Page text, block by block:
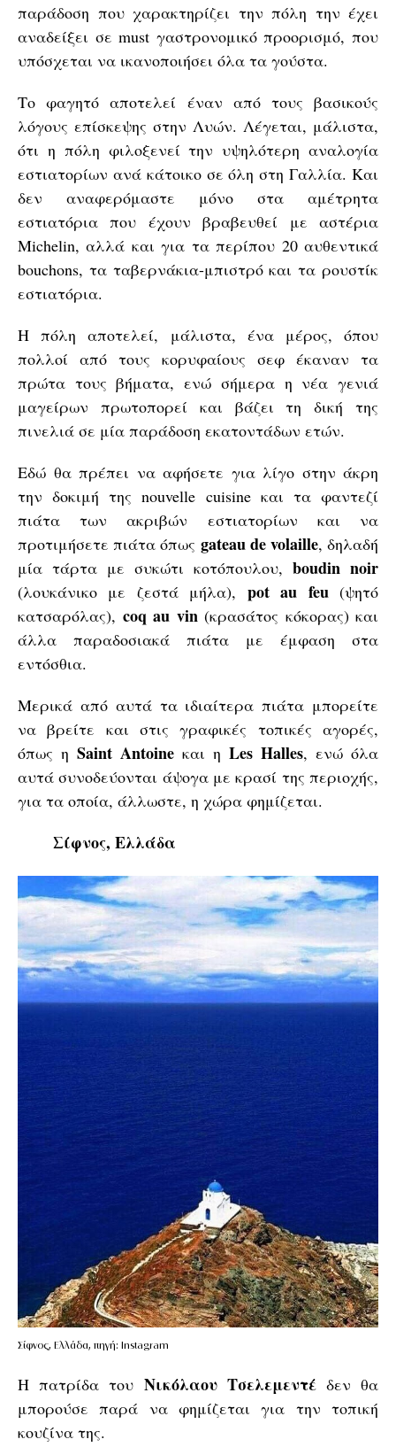
παράδοση που χαρακτηρίζει την πόλη την έχει
αναδείξει σε must γαστρονομικό προορισμό, που
υπόσχεται να ικανοποιήσει όλα τα γούστα.
Το φαγητό αποτελεί έναν από τους βασικούς
λόγους επίσκεψης στην Λυών. Λέγεται, μάλιστα,
ότι η πόλη φιλοξενεί την υψηλότερη αναλογία
εστιατορίων ανά κάτοικο σε όλη στη Γαλλία. Και
δεν αναφερόμαστε μόνο στα αμέτρητα
εστιατόρια που έχουν βραβευθεί με αστέρια
Michelin, αλλά και για τα περίπου 20 αυθεντικά
bouchons, τα ταβερνάκια-μπιστρό και τα ρουστίκ
εστιατόρια.
Η πόλη αποτελεί, μάλιστα, ένα μέρος, όπου
πολλοί από τους κορυφαίους σεφ έκαναν τα
πρώτα τους βήματα, ενώ σήμερα η νέα γενιά
μαγείρων πρωτοπορεί και βάζει τη δική της
πινελιά σε μία παράδοση εκατοντάδων ετών.
Εδώ θα πρέπει να αφήσετε για λίγο στην άκρη
την δοκιμή της nouvelle cuisine και τα φαντεζί
πιάτα των ακριβών εστιατορίων και να
προτιμήσετε πιάτα όπως gateau de volaille, δηλαδή
μία τάρτα με συκώτι κοτόπουλου, boudin noir
(λουκάνικο με ζεστά μήλα), pot au feu (ψητό
κατσαρόλας), coq au vin (κρασάτος κόκορας) και
άλλα παραδοσιακά πιάτα με έμφαση στα
εντόσθια.
Μερικά από αυτά τα ιδιαίτερα πιάτα μπορείτε
να βρείτε και στις γραφικές τοπικές αγορές,
όπως η Saint Antoine και η Les Halles, ενώ όλα
αυτά συνοδεύονται άψογα με κρασί της περιοχής,
για τα οποία, άλλωστε, η χώρα φημίζεται.
Σίφνος, Ελλάδα
Σίφνος, Ελλάδα, πηγή: Instagram
Η πατρίδα του Νικόλαου Τσελεμεντέδεν θα
μπορούσε παρά να φημίζεται για την τοπική
κουζίνα της.